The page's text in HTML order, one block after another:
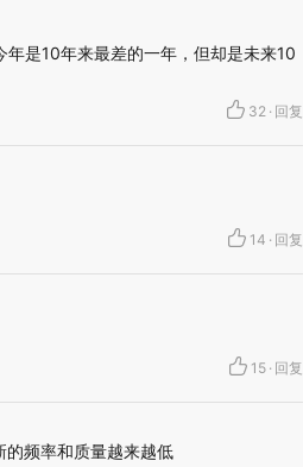
是10年来最差的一年，但却是未来10
32 · 回复
14 · 回复
15 · 回复
频率和质量越来越低